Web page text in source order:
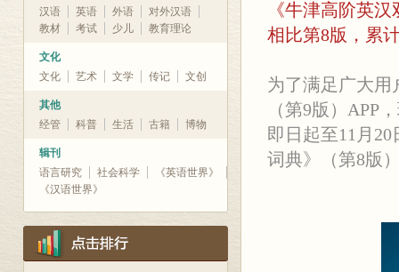
汉语
英语 外语
对外汉语
教材
考试 少儿 教育理论
文化
文化
艺术 文学 传记 文创
其他
经管
科普 生活 古籍 博物
辑刊
语言研究
社会科学
《英语世界》
《汉语世界》
《牛津高阶英
相比第8版，累
为了满足广大用
（第9版）APP
即日起至11月
词典》（第8版